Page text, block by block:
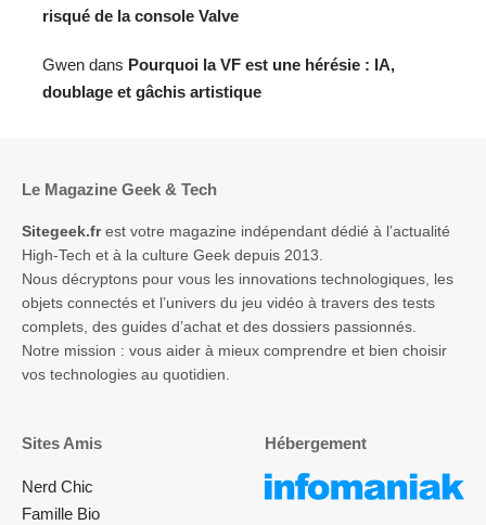
risqué de la console Valve
Gwen dans Pourquoi la VF est une hérésie : IA,
doublage et gâchis artistique
Le Magazine Geek & Tech
Sitegeek.frest votre magazine indépendant dédié à l’actualité
High-Tech et à la culture Geek depuis 2013.
Nous décryptons pour vous les innovations technologiques, les
objets connectés et l’univers du jeu vidéo à travers des tests
complets, des guides d’achat et des dossiers passionnés.
Notre mission : vous aider à mieux comprendre et bien choisir
vos technologies au quotidien.
Sites Amis
Nerd Chic
Famille Bio
Hébergement